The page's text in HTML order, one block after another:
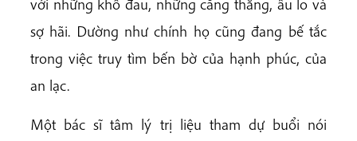
với những khổ đau, những căng thẳng, âu lo và
sợ hãi. Dường như chính họ cũng đang bế tắc
trong việc truy tìm bến bờ của hạnh phúc, của
an lạc.
Một bác sĩ tâm lý trị liệu tham dự buổi nói